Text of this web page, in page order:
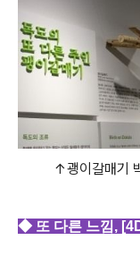
↑괭이갈매기
◆ 또 다른 느낌,